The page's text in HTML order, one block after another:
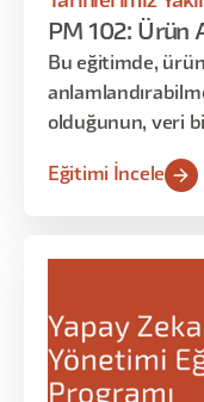
PM 102: Ürün
Bu eğitimde,
olduğunun, veri
Eğitimi İncele